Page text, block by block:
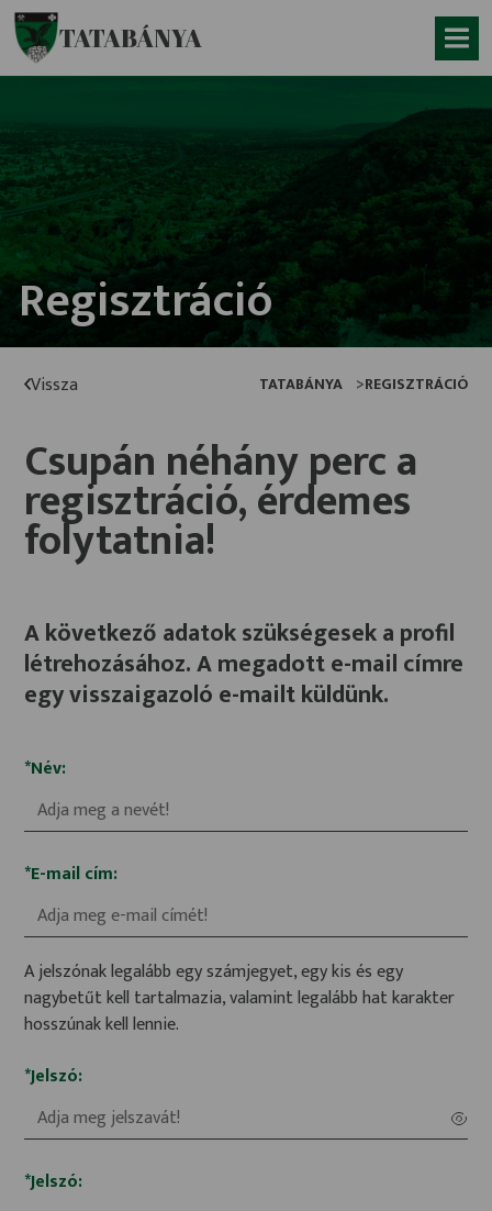
Ugrás a fő tartalomhoz
TATABÁNYA
Regisztráció
Vissza TATABÁNYA REGISZTRÁCIÓ
Csupán néhány perc a
regisztráció, érdemes
folytatnia!
A következő adatok szükségesek a profil
létrehozásához. A megadotte-mailcímre
egy visszaigazolóe-mailtküldünk.
*Név:
*E-mail cím:
A jelszónak legalább egy számjegyet, egy kis és egy
nagybetűt kell tartalmazia, valamint legalább hat karakter
hosszúnak kell lennie.
*Jelszó:
*Jelszó: